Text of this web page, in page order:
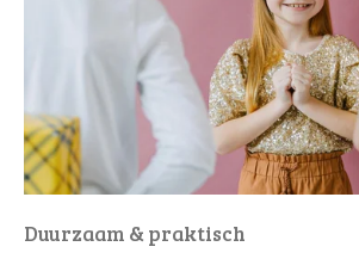
Duurzaam & praktisch